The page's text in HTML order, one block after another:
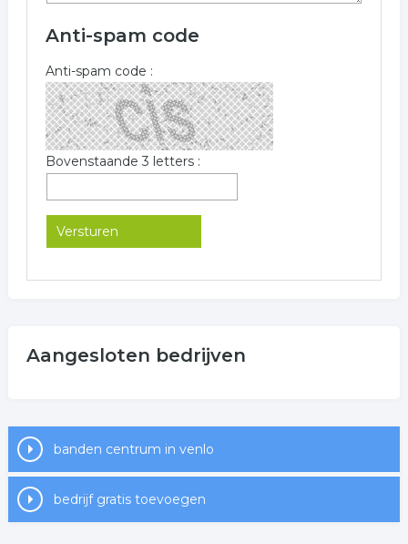
Anti-spam code
Anti-spam code :
Bovenstaande 3 letters :
Aangesloten bedrijven
banden centrum in venlo
bedrijf gratis toevoegen